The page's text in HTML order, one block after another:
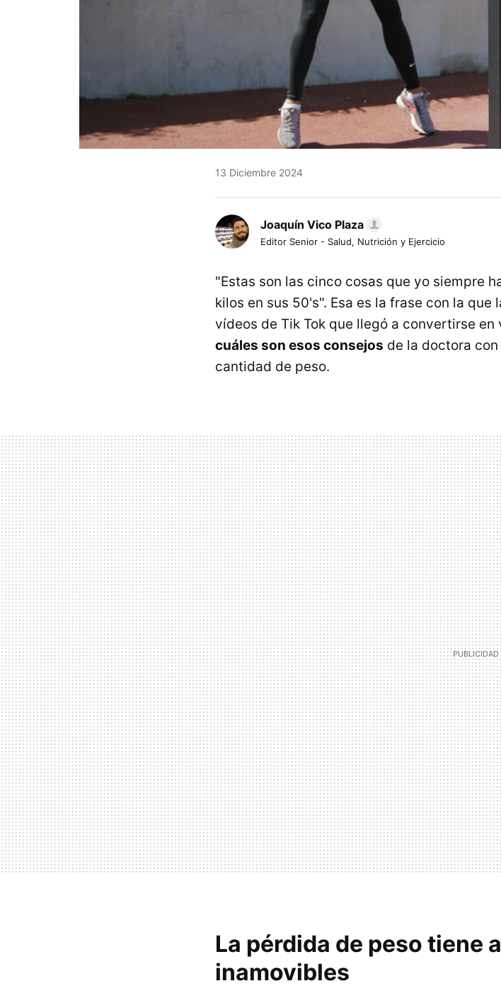
13 Diciembre 2024
Joaquín Vico Plaza
Editor Senior - Salud, Nutrición y Ejercicio
"Estas son las cinco cosas que yo siempre
kilos en sus 50's". Esa es la frase con la que
vídeos de Tik Tok que llegó a convertirse
cuáles son esos consejos de la doctora
cantidad de peso.
La pérdida de peso tiene
inamovibles